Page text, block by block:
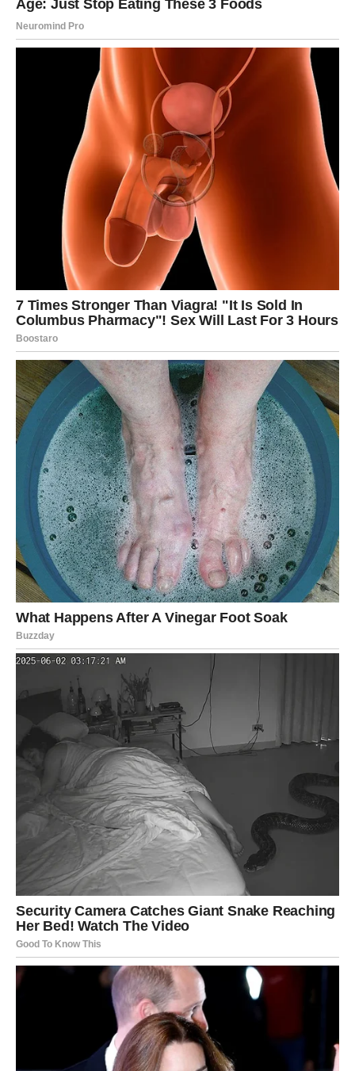
Djevice često vide svoje greške prije svojih uspjeha.
Ali jun vam donosi ljude i situacije koje će vas podsjetiti
koliko ste sposobne, vrijedne i posebne.
Neko će prepoznati ono što dugo radite.
Neko će vam dati priznanje koje zaslužujete.
A to će vam vratiti vjeru u sebe.
ZAŠTO ĆE OVAJ JUN BITI
NAJLJEPŠI MJESEC?
Zato što vam donosi ono što vam je dugo nedostajalo.
Mir nakon briga.
Sigurnost nakon neizvjesnosti.
Lijepe vijesti nakon čekanja.
I osjećaj da se život konačno okreće u vašu korist.
Djevice, pred vama su sedmice tokom kojih ćete imati
mnogo razloga za osmijeh, mnogo više optimizma i
mnogo više sreće nego što ste očekivale.
A kada se jun završi, mogli biste shvatiti da je upravo ovaj
mjesec bio početak jednog od najljepših perioda u vašem
životu.